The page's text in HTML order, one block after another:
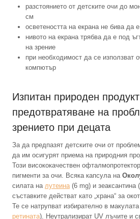
разстоянието от детските очи до
см
осветеността на екрана не бива да
нивото на екрана трябва да е под
на зрение
при необходимост да се използват
компютър
Изпитан природен
предотвратяване на
зрението при децата
За да предпазят детските очи от
да им осигурят приема на природния
Този висококачествен
пигменти за очи. Всяка капсула на
силата на лутеина (6 mg) и зеаксантина
съставките действат като „храна“ за
Те се натрупват избирателно в
ретината). Неутрализират UV лъчите и